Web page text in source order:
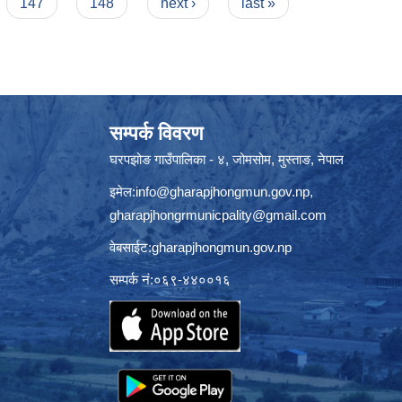
147 148 next › last »
सम्पर्क विवरण
घरपझोङ गाउँपालिका - ४, जोमसोम, मुस्ताङ, नेपाल
इमेल:info@gharapjhongmun.gov.np,
gharapjhongrmunicpality@gmail.com
वेबसाईट:gharapjhongmun.gov.np
सम्पर्क नं:०६९-४४००१६